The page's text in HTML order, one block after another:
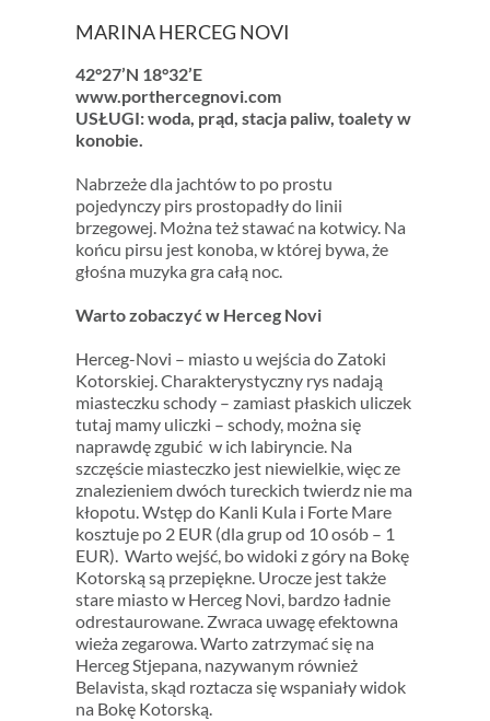
MARINA HERCEG NOVI
42°27’N 18°32’E
www.porthercegnovi.com
USŁUGI: woda, prąd, stacja paliw, toalety w
konobie.
Nabrzeże dla jachtów to po prostu
pojedynczy pirs prostopadły do linii
brzegowej. Można też stawać na kotwicy. Na
końcu pirsu jest konoba, w której bywa, że
głośna muzyka gra całą noc.
Warto zobaczyć w Herceg Novi
Herceg-Novi – miasto u wejścia do Zatoki
Kotorskiej. Charakterystyczny rys nadają
miasteczku schody – zamiast płaskich uliczek
tutaj mamy uliczki – schody, można się
naprawdę zgubić w ich labiryncie. Na
szczęście miasteczko jest niewielkie, więc ze
znalezieniem dwóch tureckich twierdz nie ma
kłopotu. Wstęp do Kanli Kula i Forte Mare
kosztuje po 2 EUR (dla grup od 10 osób – 1
EUR). Warto wejść, bo widoki z góry na Bokę
Kotorską są przepiękne. Urocze jest także
stare miasto w Herceg Novi, bardzo ładnie
odrestaurowane. Zwraca uwagę efektowna
wieża zegarowa. Warto zatrzymać się na
Herceg Stjepana, nazywanym również
Belavista, skąd roztacza się wspaniały widok
na Bokę Kotorską.